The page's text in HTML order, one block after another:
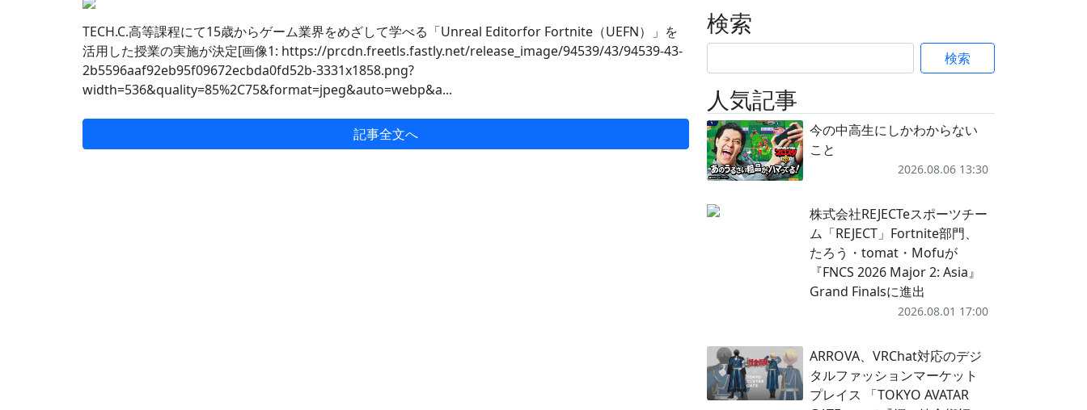
TECH.C.高等課程にて15歳からゲーム業界をめざして学べる「Unreal Editorfor Fortnite（UEFN）」を
活用した授業の実施が決定[画像1: https://prcdn.freetls.fastly.net/release_image/94539/43/94539-43-
2b5596aaf92eb95f09672ecbda0fd52b-3331x1858.png?
width=536&quality=85%2C75&format=jpeg&auto=webp&a...
記事全文へ
検索
検索
人気記事
今の中高生にしかわからない
こと
2026.08.06 13:30
株式会社REJECTeスポーツチー
ム「REJECT」Fortnite部門、
たろう・tomat・Mofuが
『FNCS 2026 Major 2: Asia』
Grand Finalsに進出
2026.08.01 17:00
ARROVA、VRChat対応のデジ
タルファッションマーケット
プレイス 「TOKYO AVATAR